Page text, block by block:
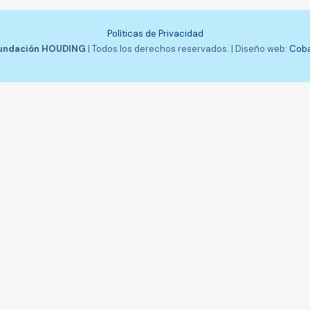
Políticas de Privacidad
HOUDING | Todos los derechos reservados. | Diseño web: